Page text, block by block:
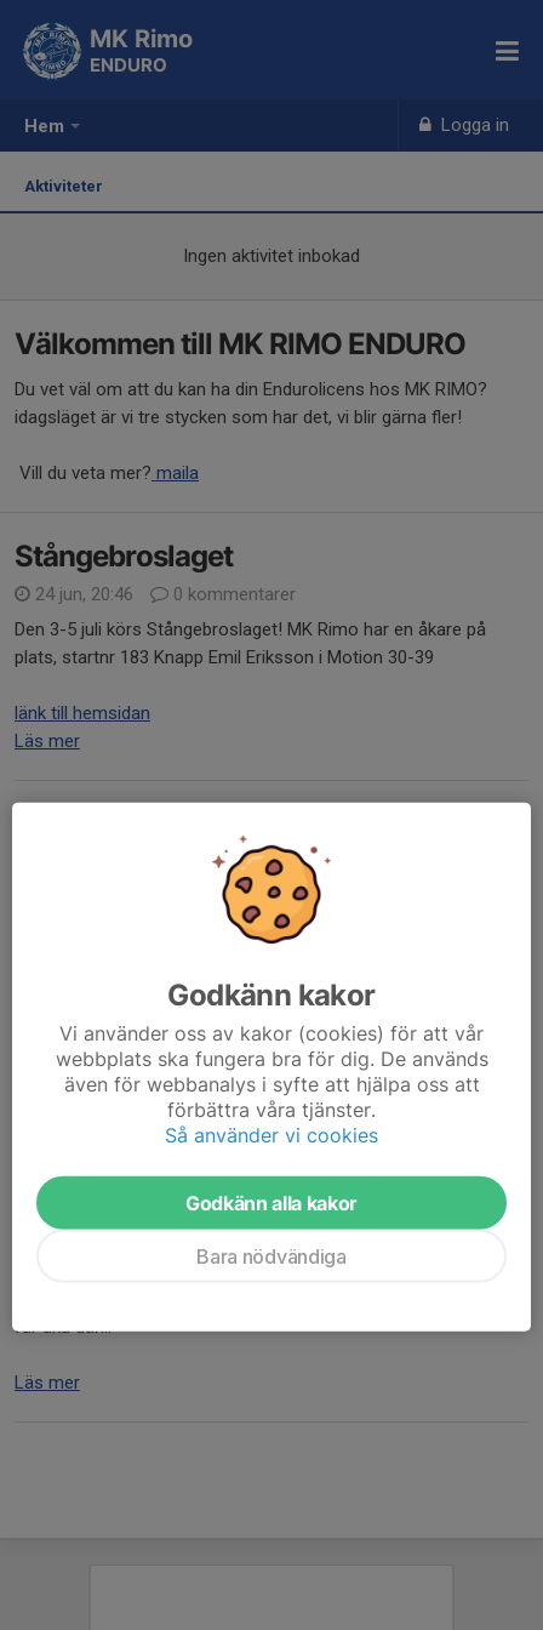
Hem Logga in
MK Rimo
ENDURO
Aktiviteter
Ingen aktivitet inbokad
Välkommen till MK RIMO ENDURO
Du vet väl om att du kan ha din Endurolicens hos MK RIMO?
idagsläget är vi tre stycken som har det, vi blir gärna fler!
Vill du veta mer? maila
Stångebroslaget
24 jun, 20:46
0 kommentarer
Den 3-5 juli körs Stångebroslaget! MK Rimo har en åkare på
plats, startnr 183 Knapp Emil Eriksson i Motion 30-39
länk till hemsidan
Läs mer
0 kommentarer
Du vet väl om att du kan ha din Endurolicens hos MK RIMO? i
dagsläget är dom två stycken som har det plockat ut den, men
får åka där...
Läs mer
Godkänn kakor
Vi använder oss av kakor (cookies) för att vår
webbplats ska fungera bra för dig. De används
även för webbanalys i syfte att hjälpa oss att
förbättra våra tjänster.
Så använder vi cookies
Godkänn alla kakor
Bara nödvändiga